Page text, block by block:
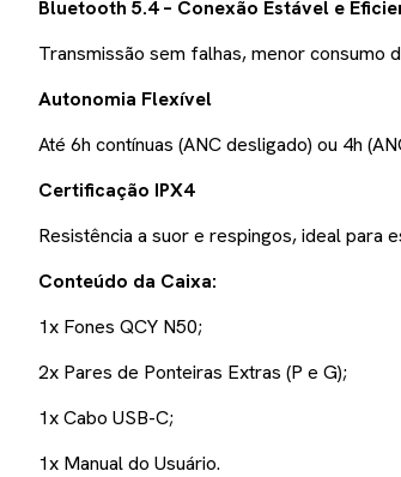
Bluetooth 5.4 – Conexão Estável e
Transmissão sem falhas, menor consumo
Autonomia Flexível
Até 6h contínuas (ANC desligado) ou 4h
Certificação IPX4
Resistência a suor e respingos, ideal para
Conteúdo da Caixa:
1x Fones QCY N50;
2x Pares de Ponteiras Extras (P e G);
1x Cabo USB-C;
1x Manual do Usuário.